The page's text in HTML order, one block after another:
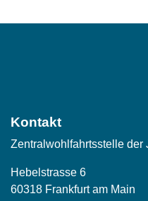
Kontakt
Zentralwohlfahrtsstelle der
Hebelstrasse 6
60318 Frankfurt am Main